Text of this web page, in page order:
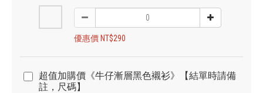
優惠價 NT$290
超值加購價《牛仔漸層黑色襯衫》【結單時請備
註，尺碼】